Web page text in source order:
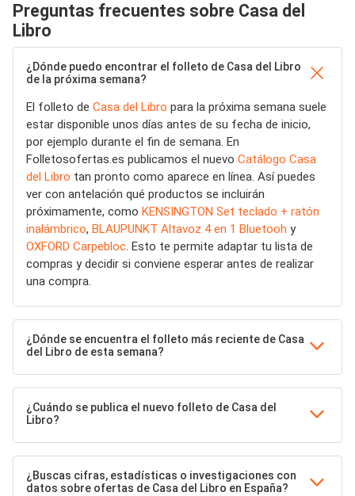
Preguntas frecuentes sobre Casa del
Libro
¿Dónde puedo encontrar el folleto de Casa del Libro
de la próxima semana?
El folleto de Casa del Libro para la próxima semana suele
estar disponible unos días antes de su fecha de inicio,
por ejemplo durante el fin de semana. En
Folletosofertas.es publicamos el nuevo Catálogo Casa
del Libro tan pronto como aparece en línea. Así puedes
ver con antelación qué productos se incluirán
próximamente, como KENSINGTON Set teclado + ratón
inalámbrico, BLAUPUNKT Altavoz 4 en 1 Bluetooh y
OXFORD Carpebloc. Esto te permite adaptar tu lista de
compras y decidir si conviene esperar antes de realizar
una compra.
¿Dónde se encuentra el folleto más reciente de Casa
del Libro de esta semana?
¿Cuándo se publica el nuevo folleto de Casa del
Libro?
¿Buscas cifras, estadísticas o investigaciones con
datos sobre ofertas de Casa del Libro en España?